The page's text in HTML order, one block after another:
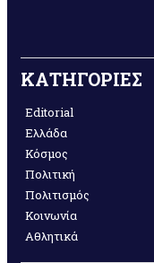
ΚΑΤΗΓΟΡΙΕΣ
Editorial
Ελλάδα
Κόσμος
Πολιτική
Πολιτισμός
Κοινωνία
Αθλητικά